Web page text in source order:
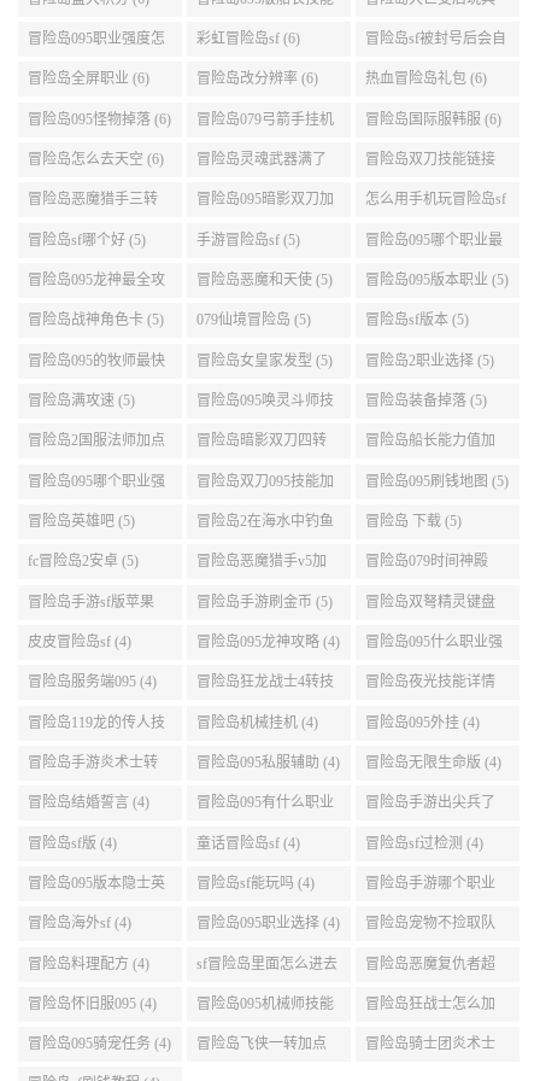
介绍 (6) 城组队任务 (6)
冒险岛095职业强度怎
么选 (6)
彩虹冒险岛sf (6) 冒险岛sf被封号后会自
动关闭电脑 (6)
冒险岛全屏职业 (6) 冒险岛改分辨率 (6) 热血冒险岛礼包 (6)
冒险岛095怪物掉落 (6) 冒险岛079弓箭手挂机
升级的地方 (6)
冒险岛国际服韩服 (6)
冒险岛怎么去天空 (6) 冒险岛灵魂武器满了
(6)
冒险岛双刀技能链接
(5)
冒险岛恶魔猎手三转
技能加点顺序 (5)
冒险岛095暗影双刀加
点 (5)
怎么用手机玩冒险岛sf
(5)
冒险岛sf哪个好 (5) 手游冒险岛sf (5) 冒险岛095哪个职业最
好 (5)
冒险岛095龙神最全攻
略 (5)
冒险岛恶魔和天使 (5) 冒险岛095版本职业 (5)
冒险岛战神角色卡 (5) 079仙境冒险岛 (5) 冒险岛sf版本 (5)
冒险岛095的牧师最快
升级路线 (5)
冒险岛女皇家发型 (5) 冒险岛2职业选择 (5)
冒险岛满攻速 (5) 冒险岛095唤灵斗师技
能介绍 (5)
冒险岛装备掉落 (5)
冒险岛2国服法师加点
(5)
冒险岛暗影双刀四转
任务 (5)
冒险岛船长能力值加
点 (5)
冒险岛095哪个职业强
势 (5)
冒险岛双刀095技能加
点 (5)
冒险岛095刷钱地图 (5)
冒险岛英雄吧 (5) 冒险岛2在海水中钓鱼
(5)
冒险岛 下载 (5)
fc冒险岛2安卓 (5) 冒险岛恶魔猎手v5加
点 (5)
冒险岛079时间神殿
999任务 (5)
冒险岛手游sf版苹果
(5)
冒险岛手游刷金币 (5) 冒险岛双弩精灵键盘
设置 (5)
皮皮冒险岛sf (4) 冒险岛095龙神攻略 (4) 冒险岛095什么职业强
(4)
冒险岛服务端095 (4) 冒险岛狂龙战士4转技
能加点 (4)
冒险岛夜光技能详情
(4)
冒险岛119龙的传人技
能加点 (4)
冒险岛机械挂机 (4) 冒险岛095外挂 (4)
冒险岛手游炎术士转
职 (4)
冒险岛095私服辅助 (4) 冒险岛无限生命版 (4)
冒险岛结婚誓言 (4) 冒险岛095有什么职业
(4)
冒险岛手游出尖兵了
吗 (4)
冒险岛sf版 (4) 童话冒险岛sf (4) 冒险岛sf过检测 (4)
冒险岛095版本隐士英
雄后期玩哪个好 (4)
冒险岛sf能玩吗 (4) 冒险岛手游哪个职业
厉害 (4)
冒险岛海外sf (4) 冒险岛095职业选择 (4) 冒险岛宠物不捡取队
友的东西 (4)
冒险岛料理配方 (4) sf冒险岛里面怎么进去
打扎昆啊 (4)
冒险岛恶魔复仇者超
级技能 (4)
冒险岛怀旧服095 (4) 冒险岛095机械师技能
(4)
冒险岛狂战士怎么加
点 (4)
冒险岛095骑宠任务 (4) 冒险岛飞侠一转加点 冒险岛骑士团炎术士